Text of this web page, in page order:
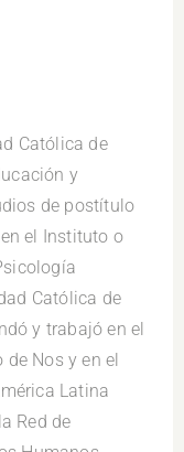
Católica de
y
de postítulo
el Instituto o
Católica de
y trabajó en el
Nos y en el
Latina
Red de